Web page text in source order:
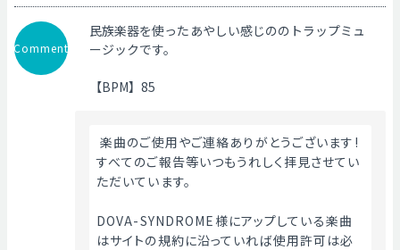
Comment
民族楽器を使ったあやしい感じののトラップミュ
ージックです。
【BPM】85
楽曲のご使用やご連絡ありがとうございます!
すべてのご報告等いつもうれしく拝見させてい
ただいています。
DOVA-SYNDROME様にアップしている楽曲
はサイトの規約に沿っていれば使用許可は必